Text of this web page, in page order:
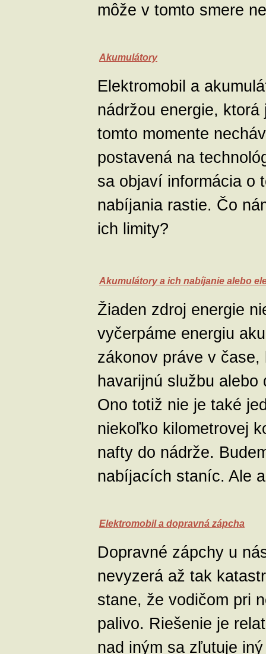
môže v tomto smere
Akumulátory
Elektromobil a
nádržou energie,
tomto momente
postavená na
sa objaví informácia o
nabíjania rastie. Čo
ich limity?
Akumulátory a ich nabíjanie alebo
Žiaden zdroj energie
vyčerpáme energiu
zákonov práve v
havarijnú službu
Ono totiž nie je také
niekoľko kilometrovej
nafty do nádrže.
nabíjacích staníc. Ale
Elektromobil a dopravná zápcha
Dopravné zápchy u
nevyzerá až tak
stane, že vodičom pri
palivo. Riešenie je
nad iným sa zľutuje